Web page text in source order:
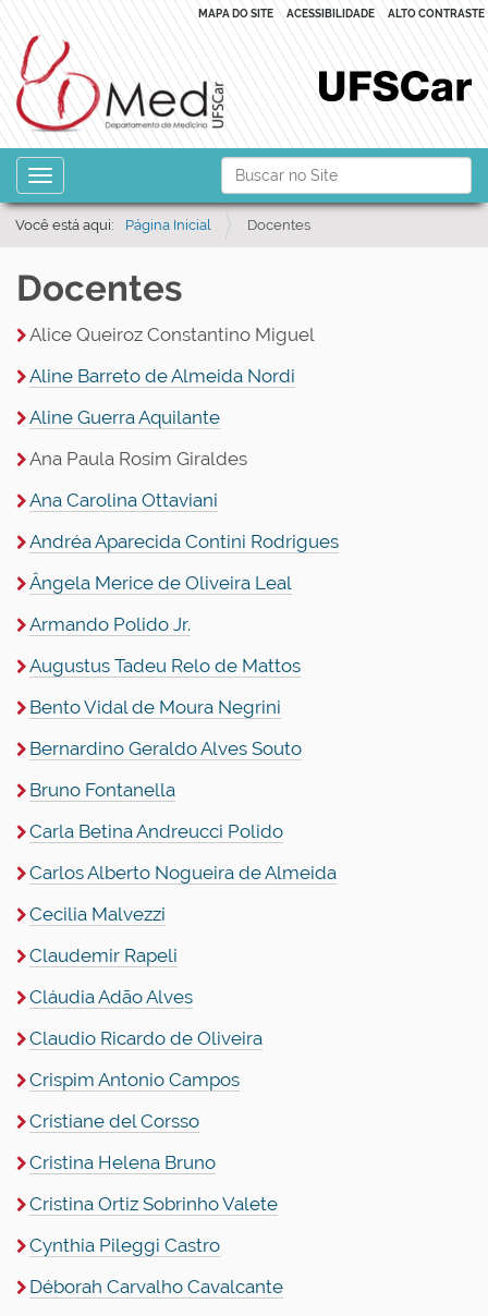
Busca
Busca Avançada…
MAPA DO SITE ACESSIBILIDADE ALTO CONTRASTE
Toggle navigation
Você está aqui: Página Inicial Docentes
Docentes
Alice Queiroz Constantino Miguel
Aline Barreto de Almeida Nordi
Aline Guerra Aquilante
Ana Paula Rosim Giraldes
Ana Carolina Ottaviani
Andréa Aparecida Contini Rodrigues
Ângela Merice de Oliveira Leal
Armando Polido Jr.
Augustus Tadeu Relo de Mattos
Bento Vidal de Moura Negrini
Bernardino Geraldo Alves Souto
Bruno Fontanella
Carla Betina Andreucci Polido
Carlos Alberto Nogueira de Almeida
Cecilia Malvezzi
Claudemir Rapeli
Cláudia Adão Alves
Claudio Ricardo de Oliveira
Crispim Antonio Campos
Cristiane del Corsso
Cristina Helena Bruno
Cristina Ortiz Sobrinho Valete
Cynthia Pileggi Castro
Déborah Carvalho Cavalcante